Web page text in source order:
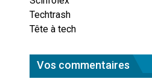
Techtrash
Tête à tech
Vos commentaires